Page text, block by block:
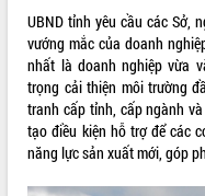
UBND CÁC XÃ, PHƯỜNG
THÔNG TIN CHỈ ĐẠO ĐIỀU HÀNH
HỆ THỐNG VĂN BẢN
VĂN BẢN HĐND TỈNH
UBND tỉnh yêu cầu các Sở,
vướng mắc của doanh
nhất là doanh nghiệp vừa
trọng cải thiện môi trường
tranh cấp tỉnh, cấp ngành
tạo điều kiện hỗ trợ để các
năng lực sản xuất mới, góp